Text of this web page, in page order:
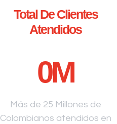
Total De Clientes
Atendidos
0M
Más de 25 Millones de
Colombianos atendidos en